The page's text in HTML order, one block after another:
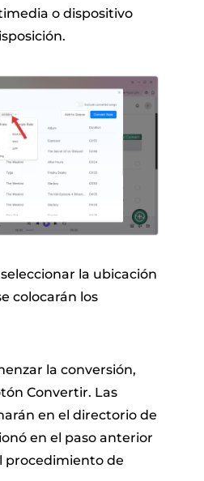
o dispositivo
la ubicación
colocarán los
la conversión,
Convertir. Las
en el directorio de
en el paso anterior
procedimiento de